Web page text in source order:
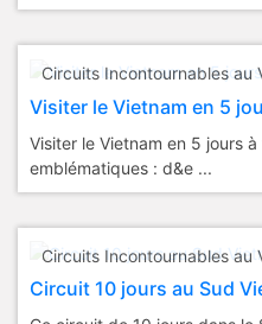
Circuits Incontournables au
Visiter le Vietnam en 5
Visiter le Vietnam en 5 jours
emblématiques : d&e ...
Circuits Incontournables au
Circuit 10 jours au Sud